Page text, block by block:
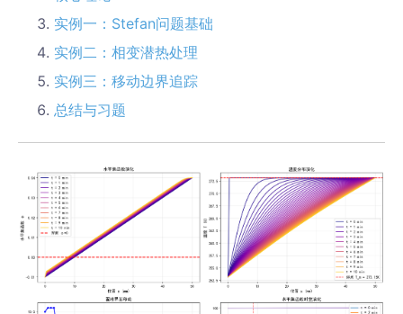
实例一：Stefan问题基础
实例二：相变潜热处理
实例三：移动边界追踪
总结与习题